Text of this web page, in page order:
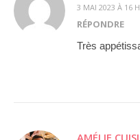
3 MAI 2023 À 16
RÉPONDRE
Très